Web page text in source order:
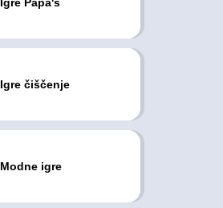
Igre čiščenje
Modne igre